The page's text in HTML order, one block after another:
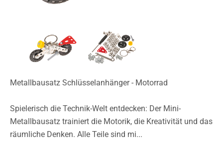
Metallbausatz Schlüsselanhänger - Motorrad
Spielerisch die Technik-Welt entdecken: Der Mini-
Metallbausatz trainiert die Motorik, die Kreativität und das
räumliche Denken. Alle Teile sind mi...